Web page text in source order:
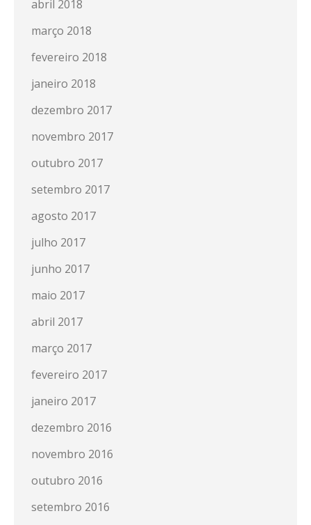
abril 2018
março 2018
fevereiro 2018
janeiro 2018
dezembro 2017
novembro 2017
outubro 2017
setembro 2017
agosto 2017
julho 2017
junho 2017
maio 2017
abril 2017
março 2017
fevereiro 2017
janeiro 2017
dezembro 2016
novembro 2016
outubro 2016
setembro 2016